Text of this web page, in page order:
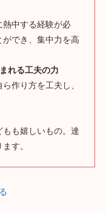
中する経験が必
でき、集中力を高
れる工夫の力
作り方を工夫し、
も嬉しいもの。達
す。